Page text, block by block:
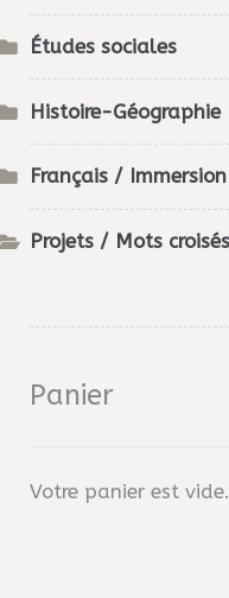
Études sociales
Histoire-Géographie
Français / Immersion
Projets / Mots croisés
Panier
Votre panier est vide.